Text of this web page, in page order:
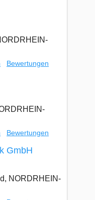
Bewertungen
Bewertungen
GmbH
NORDRHEIN-